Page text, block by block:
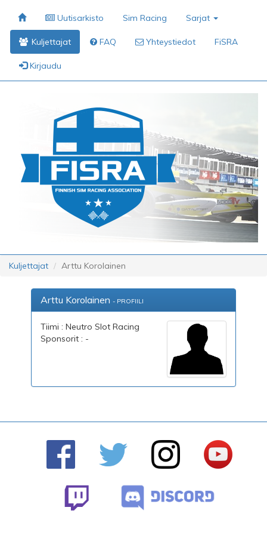
Uutisarkisto Sim Racing Sarjat
Kuljettajat FAQ Yhteystiedot FiSRA
Kirjaudu
Kuljettajat Arttu Korolainen
Arttu Korolainen - PROFIILI
Tiimi : Neutro Slot Racing
Sponsorit : -